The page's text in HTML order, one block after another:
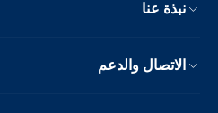
نبذة عنا
الاتصال والدعم